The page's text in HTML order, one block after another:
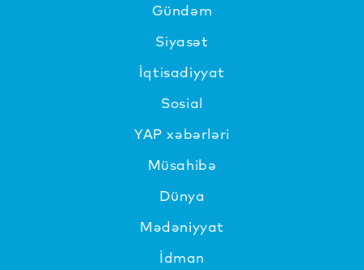
Gündəm
Siyasət
İqtisadiyyat
Sosial
YAP xəbərləri
Müsahibə
Dünya
Mədəniyyat
İdman